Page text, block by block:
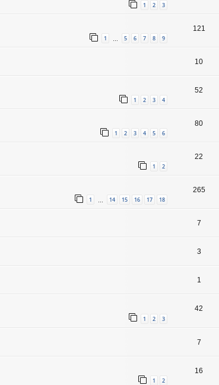
1 2 3
1 … 5 6 7 8 9
121
10
1 2 3 4
52
1 2 3 4 5 6
80
1 2
22
1 … 14 15 16 17 18
265
7
3
1
1 2 3
42
7
1 2
16